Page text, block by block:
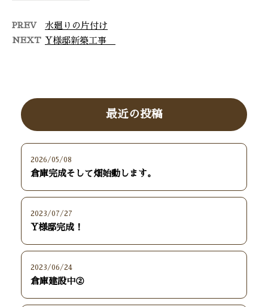
PREV 水廻りの片付け
NEXT Y様邸新築工事
最近の投稿
2026/05/08
倉庫完成そして畑始動します。
2023/07/27
Y様邸完成！
2023/06/24
倉庫建設中②